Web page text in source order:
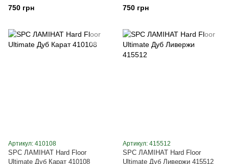
750 грн 750 грн
Артикул: 410108
SPC ЛАМІНАТ Hard Floor
Ultimate Дуб Карат 410108
Артикул: 415512
SPC ЛАМІНАТ Hard Floor
Ultimate Дуб Ливержи 415512